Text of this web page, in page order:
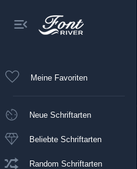
Meine Favoriten
Neue Schriftarten
Beliebte Schriftarten
Random Schriftarten